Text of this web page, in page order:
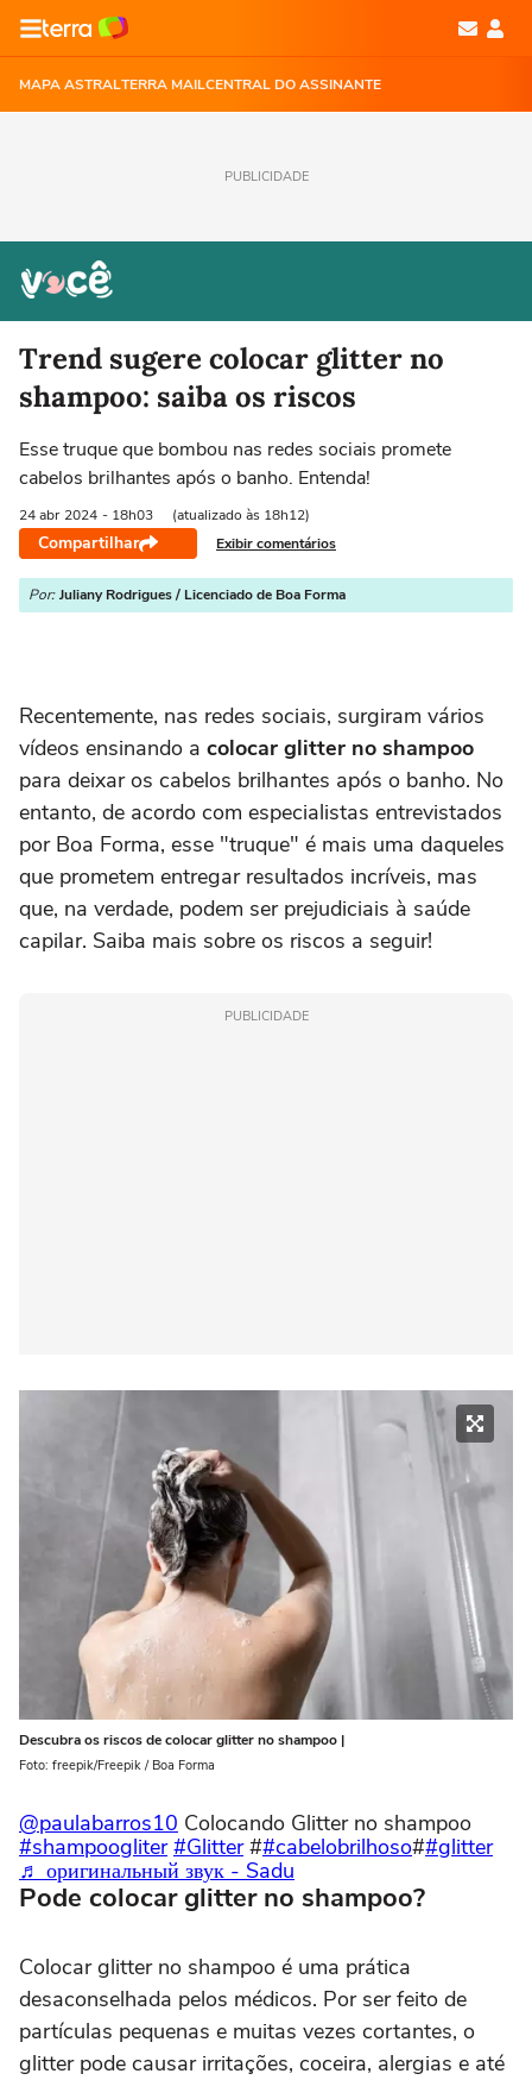
MAPA ASTRALTERRA MAILCENTRAL DO ASSINANTE
PUBLICIDADE
Trend sugere colocar glitter no
shampoo: saiba os riscos
Esse truque que bombou nas redes sociais promete
cabelos brilhantes após o banho. Entenda!
24 abr 2024 - 18h03 (atualizado às 18h12)
Compartilhar Exibir comentários
Por: Juliany Rodrigues / Licenciado de Boa Forma
Recentemente, nas redes sociais, surgiram vários
vídeos ensinando a colocar glitter no shampoo
para deixar os cabelos brilhantes após o banho. No
entanto, de acordo com especialistas entrevistados
por Boa Forma, esse "truque" é mais uma daqueles
que prometem entregar resultados incríveis, mas
que, na verdade, podem ser prejudiciais à saúde
capilar. Saiba mais sobre os riscos a seguir!
PUBLICIDADE
Descubra os riscos de colocar glitter no shampoo |
Foto: freepik/Freepik / Boa Forma
@paulabarros10 Colocando Glitter no shampoo
#shampoogliter #Glitter##cabelobrilhoso##glitter
♬ оригинальный звук - Sadu
Pode colocar glitter no shampoo?
Colocar glitter no shampoo é uma prática
desaconselhada pelos médicos. Por ser feito de
partículas pequenas e muitas vezes cortantes, o
glitter pode causar irritações, coceira, alergias e até